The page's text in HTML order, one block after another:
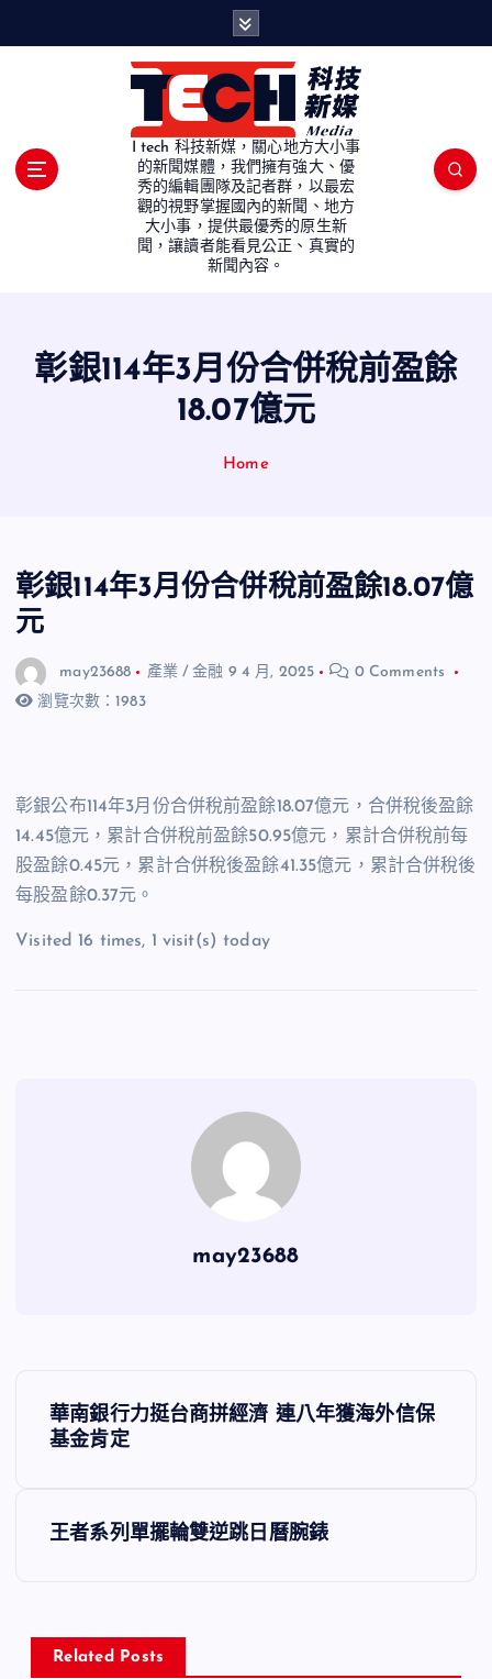
I tech 科技新媒，關心地方大小事
的新聞媒體，我們擁有強大、優
秀的編輯團隊及記者群，以最宏
觀的視野掌握國內的新聞、地方
大小事，提供最優秀的原生新
聞，讓讀者能看見公正、真實的
新聞內容。
彰銀114年3月份合併稅前盈餘
18.07億元
Home
彰銀114年3月份合併稅前盈餘18.07億
元
may23688 產業 / 金融 9 4 月, 2025
0 Comments
瀏覽次數：1983
彰銀公布114年3月份合併稅前盈餘18.07億元，合併稅後盈餘
14.45億元，累計合併稅前盈餘50.95億元，累計合併稅前每
股盈餘0.45元，累計合併稅後盈餘41.35億元，累計合併稅後
每股盈餘0.37元。
Visited 16 times, 1 visit(s) today
may23688
文
章
華南銀行力挺台商拼經濟 連八年獲海外信保
基金肯定
王者系列單擺輪雙逆跳日曆腕錶
Related Posts